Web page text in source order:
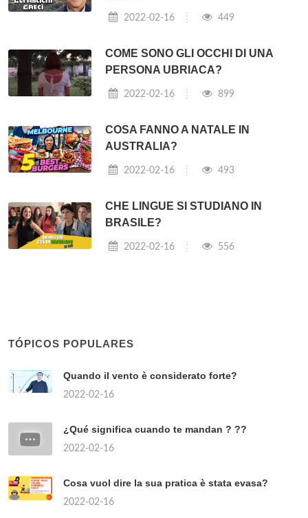
2022-02-16 449
COME SONO GLI OCCHI DI UNA
PERSONA UBRIACA?
2022-02-16 899
COSA FANNO A NATALE IN
AUSTRALIA?
2022-02-16 493
CHE LINGUE SI STUDIANO IN
BRASILE?
2022-02-16 556
TÓPICOS POPULARES
Quando il vento è considerato forte?
2022-02-16
¿Qué significa cuando te mandan ? ??
2022-02-16
Cosa vuol dire la sua pratica è stata evasa?
2022-02-16